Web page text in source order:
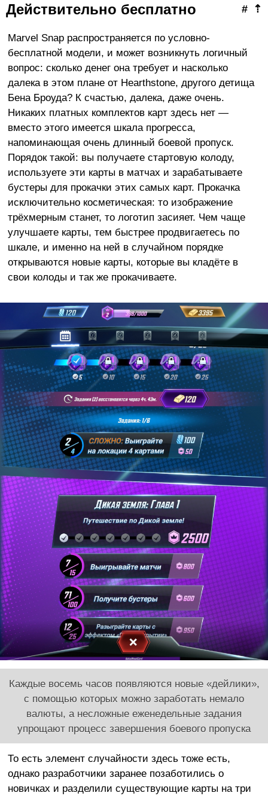
⇡
#
Действительно бесплатно
Marvel Snap распространяется по условно-
бесплатной модели, и может возникнуть логичный
вопрос: сколько денег она требует и насколько
далека в этом плане от Hearthstone, другого детища
Бена Броуда? К счастью, далека, даже очень.
Никаких платных комплектов карт здесь нет —
вместо этого имеется шкала прогресса,
напоминающая очень длинный боевой пропуск.
Порядок такой: вы получаете стартовую колоду,
используете эти карты в матчах и зарабатываете
бустеры для прокачки этих самых карт. Прокачка
исключительно косметическая: то изображение
трёхмерным станет, то логотип засияет. Чем чаще
улучшаете карты, тем быстрее продвигаетесь по
шкале, и именно на ней в случайном порядке
открываются новые карты, которые вы кладёте в
свои колоды и так же прокачиваете.
Каждые восемь часов появляются новые «дейлики»,
с помощью которых можно заработать немало
валюты, а несложные еженедельные задания
упрощают процесс завершения боевого пропуска
То есть элемент случайности здесь тоже есть,
однако разработчики заранее позаботились о
новичках и разделили существующие карты на три